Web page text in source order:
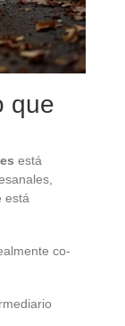
que
está
está
co-